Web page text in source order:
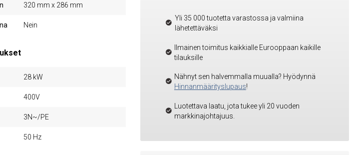
320 mm x 286 mm
Nein
28 kW
400V
3N~/PE
50 Hz
Yli 35 000 tuotetta varastossa ja valmiina
lähetettäväksi
Ilmainen toimitus kaikkialle Eurooppaan kaikille
tilauksille
Nähnyt sen halvemmalla muualla? Hyödynnä
Hinnanmäärityslupaus!
Luotettava laatu, jota tukee yli 20 vuoden
markkinajohtajuus.